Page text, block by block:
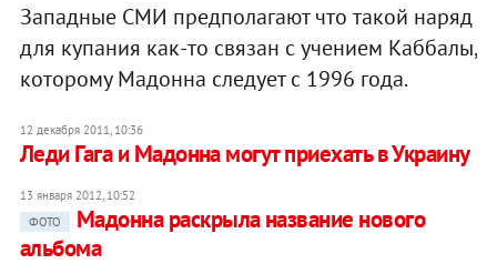
Западные СМИ предполагают что такой наряд
для купания как-то связан с учением Каббалы,
которому Мадонна следует с 1996 года.
12 декабря 2011, 10:36
Леди Гага и Мадонна могут приехать в Украину
13 января 2012, 10:52
ФОТО
Мадонна раскрыла название нового
альбома